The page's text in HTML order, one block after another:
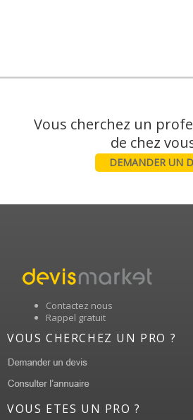
Vous cherchez un
DEMANDER UN
Contactez nous
Rappel gratuit
VOUS CHERCHEZ UN PRO ?
VOUS ETES UN PRO ?